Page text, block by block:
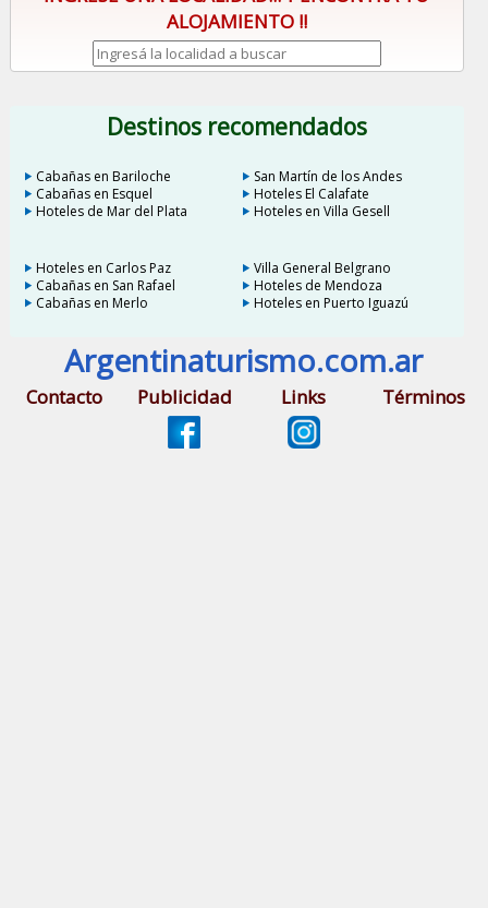
ALOJAMIENTO !!
Destinos recomendados
Cabañas en Bariloche
San Martín de los Andes
Cabañas en Esquel
Hoteles El Calafate
Hoteles de Mar del Plata
Hoteles en Villa Gesell
Hoteles en Carlos Paz
Villa General Belgrano
Cabañas en San Rafael
Hoteles de Mendoza
Cabañas en Merlo
Hoteles en Puerto Iguazú
Argentinaturismo.com.ar
Contacto Publicidad Links Términos